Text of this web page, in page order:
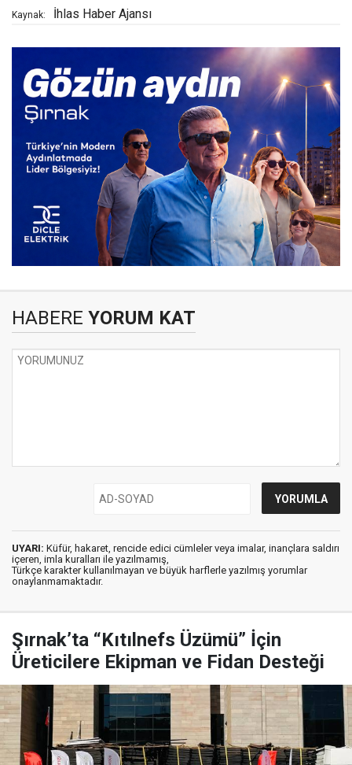
Kaynak: İhlas Haber Ajansı
HABERE YORUM KAT
UYARI: Küfür, hakaret, rencide edici cümleler veya imalar, inançlara saldırı
içeren, imla kuralları ile yazılmamış,
Türkçe karakter kullanılmayan ve büyük harflerle yazılmış yorumlar
onaylanmamaktadır.
Şırnak’ta “Kıtılnefs Üzümü” İçin
Üreticilere Ekipman ve Fidan Desteği